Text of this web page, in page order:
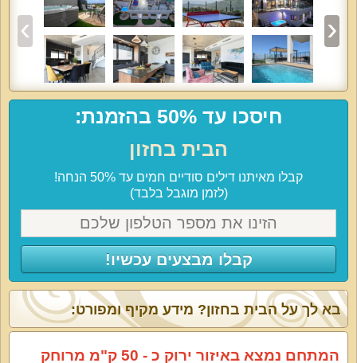
חיסכו עד 50% בהזמנת:
הבית בחזון
קבלו מאיתנו דילים סודיים חמים עד 50% הנחה!
(לזמן מוגבל בלבד)
קבלו מבצעים עכשיו!
בא לך על הבית בחזון? מידע מקיף ומפורט:
המתחם נמצא באיזור ירוק כ - 50 ק"מ מרוחק